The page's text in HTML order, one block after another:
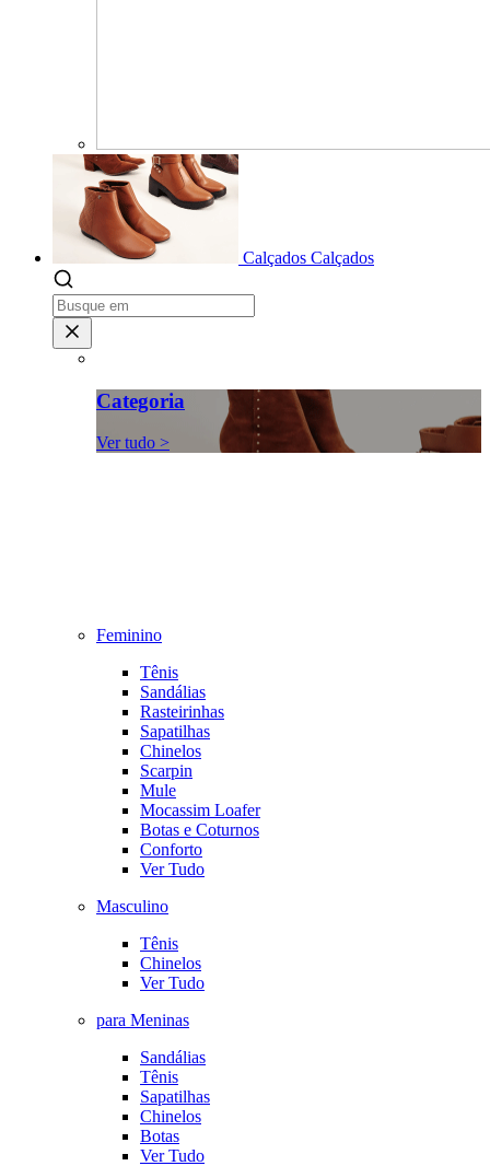
Calçados Calçados
Categoria
Ver tudo >
Feminino
Tênis
Sandálias
Rasteirinhas
Sapatilhas
Chinelos
Scarpin
Mule
Mocassim Loafer
Botas e Coturnos
Conforto
Ver Tudo
Masculino
Tênis
Chinelos
Ver Tudo
para Meninas
Sandálias
Tênis
Sapatilhas
Chinelos
Botas
Ver Tudo